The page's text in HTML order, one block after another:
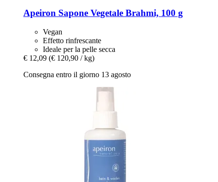
Apeiron Sapone Vegetale Brahmi, 100 g
Vegan
Effetto rinfrescante
Ideale per la pelle secca
€ 12,09 (€ 120,90 / kg)
Consegna entro il giorno 13 agosto